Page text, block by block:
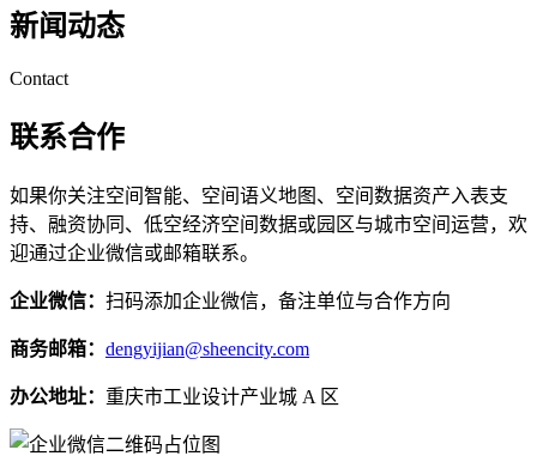
新闻动态
Contact
联系合作
如果你关注空间智能、空间语义地图、空间数据资产入表支
持、融资协同、低空经济空间数据或园区与城市空间运营，欢
迎通过企业微信或邮箱联系。
企业微信： 扫码添加企业微信，备注单位与合作方向
商务邮箱： dengyijian@sheencity.com
办公地址： 重庆市工业设计产业城 A 区